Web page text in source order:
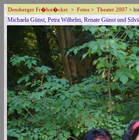
Densberger Fr�hst�cker > Fotos > Theater 2007 >
Michaela Günst, Petra Wilhelm, Renate Günst und